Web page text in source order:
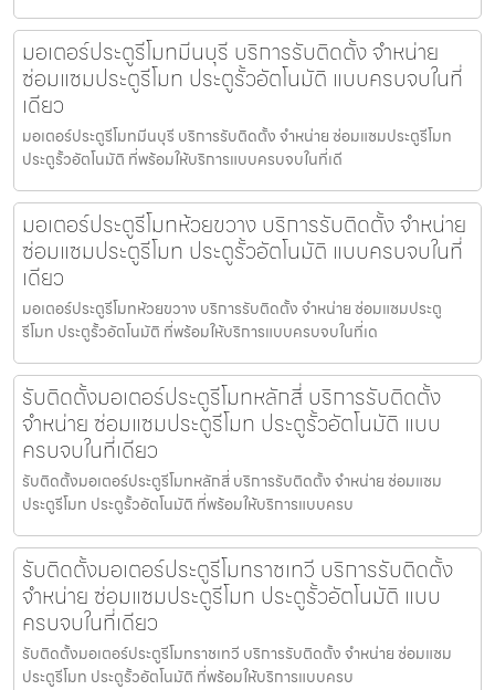
มอเตอร์ประตูรีโมทมีนบุรี บริการรับติดตั้ง จำหน่าย
ซ่อมแซมประตูรีโมท ประตูรั้วอัตโนมัติ แบบครบจบในที่
เดียว
มอเตอร์ประตูรีโมทมีนบุรี บริการรับติดตั้ง จำหน่าย ซ่อมแซมประตูรีโมท
ประตูรั้วอัตโนมัติ ที่พร้อมให้บริการแบบครบจบในที่เดี
มอเตอร์ประตูรีโมทห้วยขวาง บริการรับติดตั้ง จำหน่าย
ซ่อมแซมประตูรีโมท ประตูรั้วอัตโนมัติ แบบครบจบในที่
เดียว
มอเตอร์ประตูรีโมทห้วยขวาง บริการรับติดตั้ง จำหน่าย ซ่อมแซมประตู
รีโมท ประตูรั้วอัตโนมัติ ที่พร้อมให้บริการแบบครบจบในที่เด
รับติดตั้งมอเตอร์ประตูรีโมทหลักสี่ บริการรับติดตั้ง
จำหน่าย ซ่อมแซมประตูรีโมท ประตูรั้วอัตโนมัติ แบบ
ครบจบในที่เดียว
รับติดตั้งมอเตอร์ประตูรีโมทหลักสี่ บริการรับติดตั้ง จำหน่าย ซ่อมแซม
ประตูรีโมท ประตูรั้วอัตโนมัติ ที่พร้อมให้บริการแบบครบ
รับติดตั้งมอเตอร์ประตูรีโมทราชเทวี บริการรับติดตั้ง
จำหน่าย ซ่อมแซมประตูรีโมท ประตูรั้วอัตโนมัติ แบบ
ครบจบในที่เดียว
รับติดตั้งมอเตอร์ประตูรีโมทราชเทวี บริการรับติดตั้ง จำหน่าย ซ่อมแซม
ประตูรีโมท ประตูรั้วอัตโนมัติ ที่พร้อมให้บริการแบบครบ